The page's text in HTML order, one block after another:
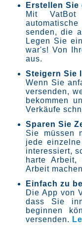
Erstellen
Mit
senden, die
Legen Sie
war's! Von
aus.
Steigern Sie
Wenn Sie
versenden,
bekommen
Verkäufe
Sparen Sie
Sie müssen
jede
interessiert,
harte
Arbeit
Einfach zu
Die App von
dass Sie
beginnen
versenden.